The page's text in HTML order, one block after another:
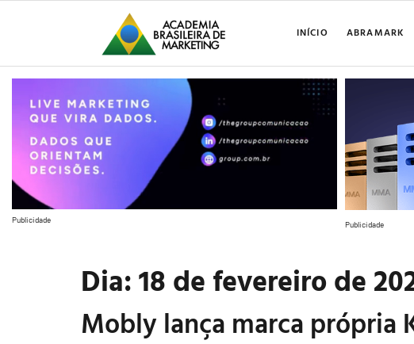
INÍCIO ABRAMARK
Publicidade Publicidade
Dia:18 de fevereiro de
Mobly lança marca própria